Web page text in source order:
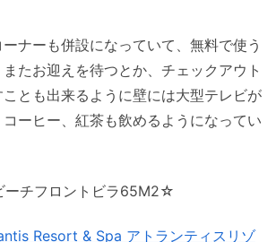
ナーも併設になっていて、無料で使う
たお迎えを待つとか、チェックアウト
とも出来るように壁には大型テレビが
ーヒー、紅茶も飲めるようになってい
チフロントビラ65M2☆